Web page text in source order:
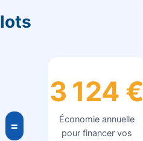
=
3 124 €
Économie annuelle
pour financer vos